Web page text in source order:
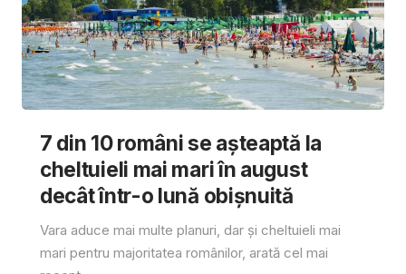
7 din 10 români se așteaptă la
cheltuieli mai mari în august
decât într-o lună obișnuită
Vara aduce mai multe planuri, dar și cheltuieli mai
mari pentru majoritatea românilor, arată cel mai